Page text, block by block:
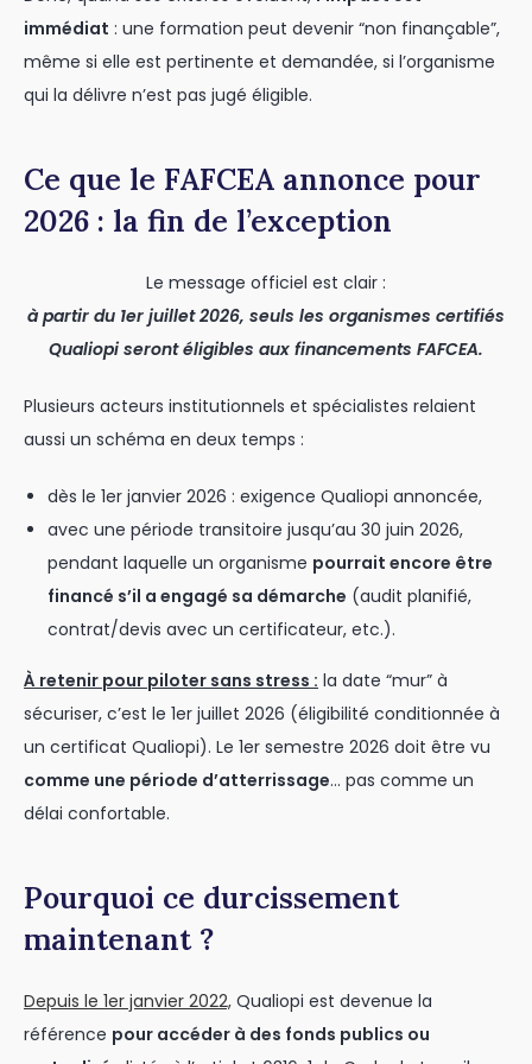
immédiat : une formation peut devenir “non finançable”,
même si elle est pertinente et demandée, si l’organisme
qui la délivre n’est pas jugé éligible.
Ce que le FAFCEA annonce pour
2026 : la fin de l’exception
Le message officiel est clair :
à partir du 1er juillet 2026, seuls les organismes certifiés
Qualiopi seront éligibles aux financements FAFCEA.
Plusieurs acteurs institutionnels et spécialistes relaient
aussi un schéma en deux temps :
dès le 1er janvier 2026 : exigence Qualiopi annoncée,
avec une période transitoire jusqu’au 30 juin 2026,
pendant laquelle un organisme pourrait encore être
financé s’il a engagé sa démarche (audit planifié,
contrat/devis avec un certificateur, etc.).
À retenir pour piloter sans stress : la date “mur” à
sécuriser, c’est le 1er juillet 2026 (éligibilité conditionnée à
un certificat Qualiopi). Le 1er semestre 2026 doit être vu
comme une période d’atterrissage… pas comme un
délai confortable.
Pourquoi ce durcissement
maintenant ?
Depuis le 1er janvier 2022, Qualiopi est devenue la
référence pour accéder à des fonds publics ou